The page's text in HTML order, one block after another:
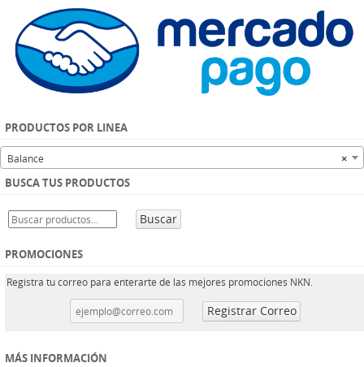
PRODUCTOS POR LINEA
×
Balance
BUSCA TUS PRODUCTOS
Buscar
PROMOCIONES
Registra tu correo para enterarte de las mejores promociones NKN.
MÁS INFORMACIÓN